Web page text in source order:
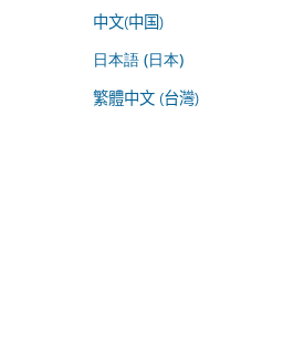
中文(中国)
日本語 (日本)
繁體中文 (台灣)